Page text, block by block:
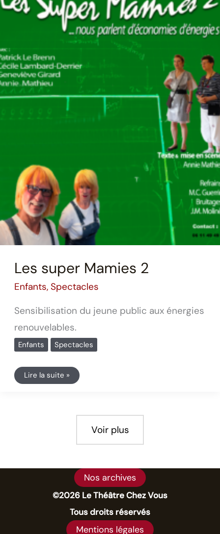
Les super Mamies 2
Enfants, Spectacles
Sensibilisation du jeune public aux énergies
renouvelables.
Enfants Spectacles
Lire la suite »
Voir plus
Nos archives
©2026 Le Théâtre Chez Vous
Tous droits réservés
Mentions légales